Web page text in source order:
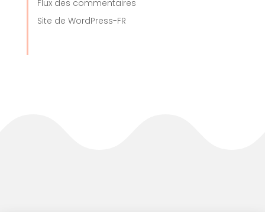
Flux des commentaires
Site de WordPress-FR